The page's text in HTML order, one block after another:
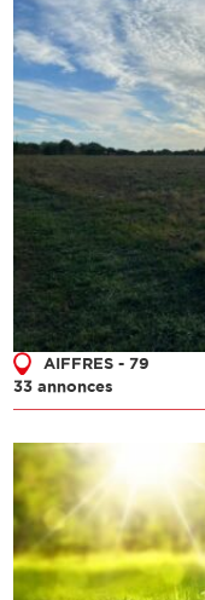
AIFFRES - 79
33 annonces